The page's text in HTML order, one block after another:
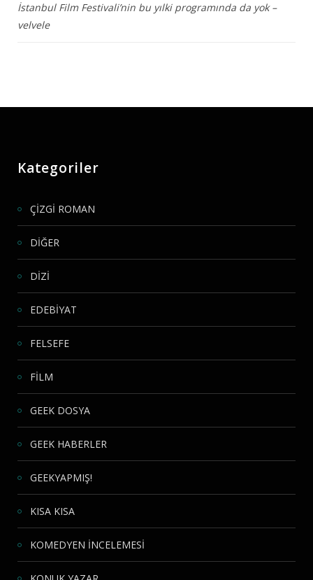
İstanbul Film Festivali’nin bu yılki programında da yok –
velvele
Kategoriler
ÇİZGİ ROMAN
DİĞER
DİZİ
EDEBİYAT
FELSEFE
FİLM
GEEK DOSYA
GEEK HABERLER
GEEKYAPMIŞ!
KISA KISA
KOMEDYEN İNCELEMESİ